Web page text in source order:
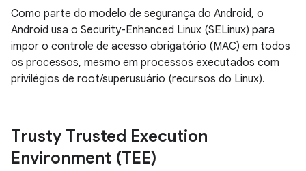
Como parte do modelo de segurança do Android, o
Android usa o Security-Enhanced Linux (SELinux) para
impor o controle de acesso obrigatório (MAC) em todos
os processos, mesmo em processos executados com
privilégios de root/superusuário (recursos do Linux).
Trusty Trusted Execution
Environment (TEE)